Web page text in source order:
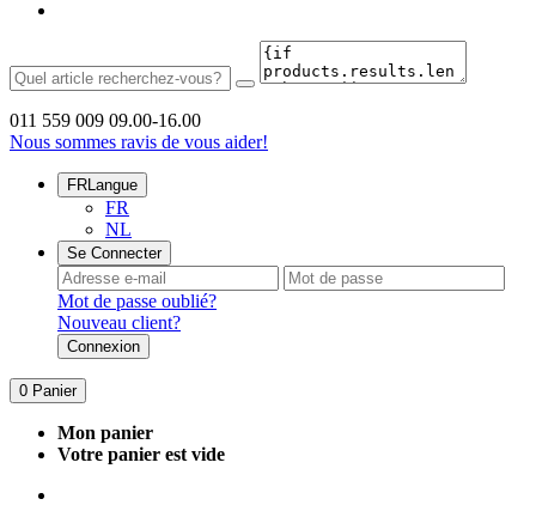
011 559 009 09.00-16.00
Nous sommes ravis de vous aider!
FRLangue
FR
NL
Se Connecter
Mot de passe oublié?
Nouveau client?
Connexion
0 Panier
Mon panier
Votre panier est vide